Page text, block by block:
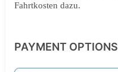
Fahrtkosten dazu.
PAYMENT OPTIONS